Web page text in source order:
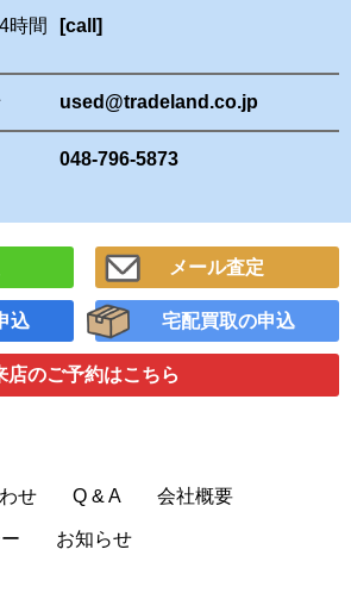
時間
[call]
used@tradeland.co.jp
048-796-5873
メール査定
込 宅配買取の申込
店のご予約はこちら
せ Q & A 会社概要
お知らせ